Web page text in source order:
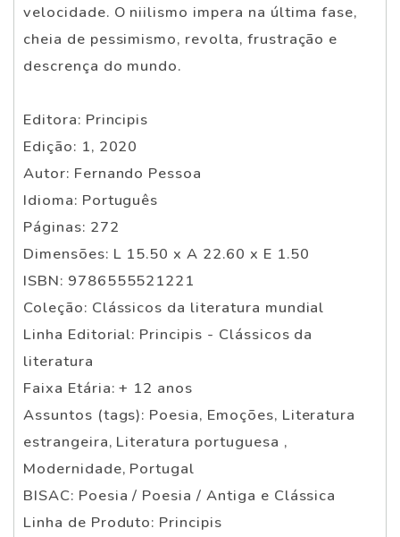
velocidade. O niilismo impera na última fase,
cheia de pessimismo, revolta, frustração e
descrença do mundo.
Editora: Principis
Edição: 1, 2020
Autor: Fernando Pessoa
Idioma: Português
Páginas: 272
Dimensões: L 15.50 x A 22.60 x E 1.50
ISBN: 9786555521221
Coleção: Clássicos da literatura mundial
Linha Editorial: Principis - Clássicos da
literatura
Faixa Etária: + 12 anos
Assuntos (tags): Poesia, Emoções, Literatura
estrangeira, Literatura portuguesa ,
Modernidade, Portugal
BISAC: Poesia / Poesia / Antiga e Clássica
Linha de Produto: Principis